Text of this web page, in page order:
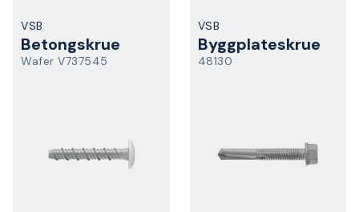
VSB
Betongskrue
Wafer V737545
VSB
Byggplateskrue
48130